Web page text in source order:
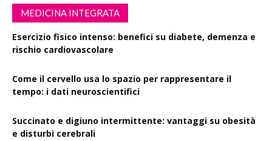
MEDICINA INTEGRATA
Esercizio fisico intenso: benefici su diabete, demenza e
rischio cardiovascolare
Come il cervello usa lo spazio per rappresentare il
tempo: i dati neuroscientifici
Succinato e digiuno intermittente: vantaggi su obesità
e disturbi cerebrali